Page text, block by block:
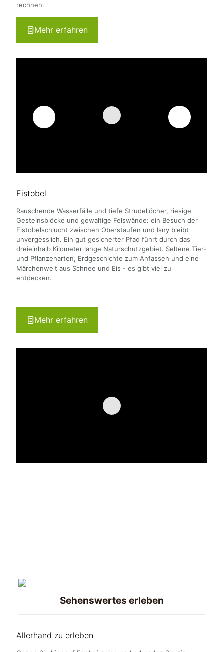
rechnen.
Mehr erfahren
Eistobel
Rauschende Wasserfälle und tiefe Strudellöcher, riesige
Gesteinsblöcke und gewaltige Felswände: ein Besuch der
Eistobelschlucht zwischen Oberstaufen und Isny bleibt
unvergesslich. Ein gut gesicherter Pfad führt durch das
dreieinhalb Kilometer lange Naturschutzgebiet. Seltene Tier-
und Pflanzenarten, Erdgeschichte zum Anfassen und eine
Märchenwelt aus Schnee und Eis - es gibt viel zu
entdecken.
Mehr erfahren
Sehenswertes erleben
Allerhand zu erleben